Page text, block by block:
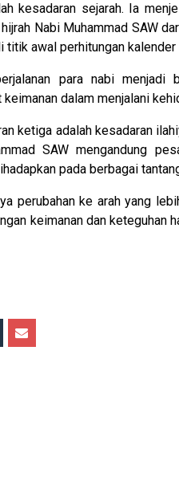
kesadaran sejarah. Ia
Nabi Muhammad SAW
titik awal perhitungan kalender
para nabi menjadi
dalam menjalani
ketiga adalah kesadaran
SAW mengandung
pada berbagai
perubahan ke arah yang
keimanan dan keteguhan